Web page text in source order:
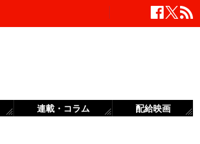
連載・コラム 配給映画